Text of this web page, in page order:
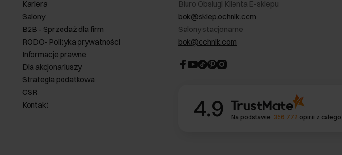
Kariera
Salony
B2B - Sprzedaż dla firm
RODO- Polityka prywatności
Informacje prawne
Dla akcjonariuszy
Strategia podatkowa
CSR
Kontakt
Biuro Obsługi Klienta E-sklepu
bok@sklep.ochnik.com
Salony stacjonarne
bok@ochnik.com
4.9 Na podstawie 356 772 opinii z